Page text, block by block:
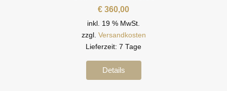
€ 360,00
inkl. 19 % MwSt.
zzgl. Versandkosten
Lieferzeit: 7 Tage
Details